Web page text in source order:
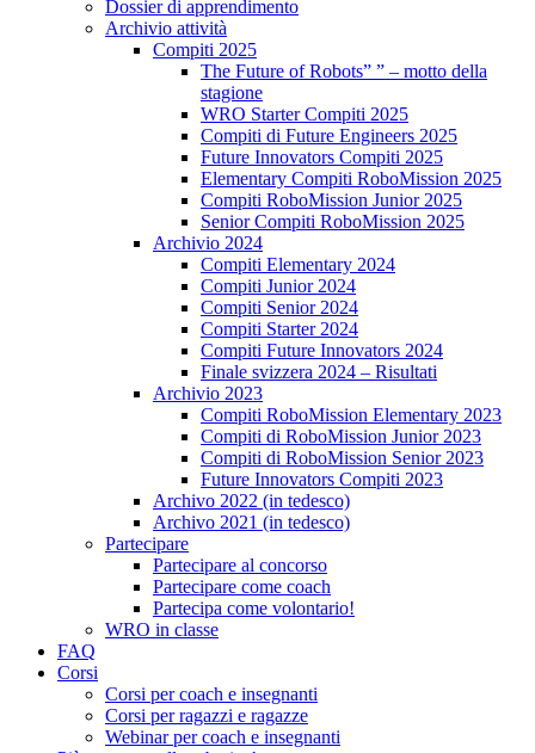
Dossier di apprendimento
Archivio attività
Compiti 2025
The Future of Robots” ” – motto della
stagione
WRO Starter Compiti 2025
Compiti di Future Engineers 2025
Future Innovators Compiti 2025
Elementary Compiti RoboMission 2025
Compiti RoboMission Junior 2025
Senior Compiti RoboMission 2025
Archivio 2024
Compiti Elementary 2024
Compiti Junior 2024
Compiti Senior 2024
Compiti Starter 2024
Compiti Future Innovators 2024
Finale svizzera 2024 – Risultati
Archivio 2023
Compiti RoboMission Elementary 2023
Compiti di RoboMission Junior 2023
Compiti di RoboMission Senior 2023
Future Innovators Compiti 2023
Archivo 2022 (in tedesco)
Archivo 2021 (in tedesco)
Partecipare
Partecipare al concorso
Partecipare come coach
Partecipa come volontario!
WRO in classe
FAQ
Corsi
Corsi per coach e insegnanti
Corsi per ragazzi e ragazze
Webinar per coach e insegnanti